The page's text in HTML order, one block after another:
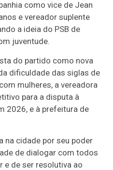
como vice de Jean
e vereador suplente
a ideia do PSB de
juventude.
do partido como nova
dificuldade das siglas de
mulheres, a vereadora
para a disputa à
2026, e à prefeitura de
na cidade por seu poder
de dialogar com todos
e de ser resolutiva ao